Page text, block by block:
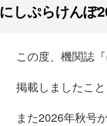
にしぷらけんぽ
この度、機関誌
掲載しましたこ
また2026年秋号